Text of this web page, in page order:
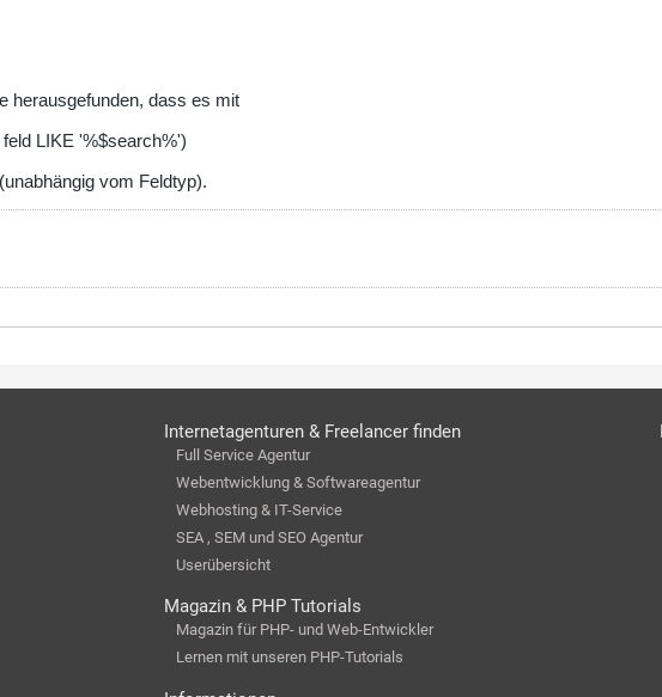
herausgefunden, dass es mit
LIKE '%$search%')
vom Feldtyp).
Internetagenturen & Freelancer finden
Full Service Agentur
Webentwicklung & Softwareagentur
Webhosting & IT-Service
SEA , SEM und SEO Agentur
Userübersicht
Magazin & PHP Tutorials
Magazin für PHP- und Web-Entwickler
Lernen mit unseren PHP-Tutorials